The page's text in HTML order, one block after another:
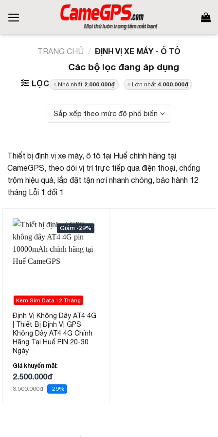
TRANG CHỦ / ĐỊNH VỊ XE MÁY - Ô TÔ
LỌC
Các bộ lọc đang áp dụng
Nhỏ nhất 2.000.000₫ Lớn nhất4.000.000₫
Thiết bị định vị xe máy, ô tô tại Huế chính hãng tại
CameGPS, theo dõi vị trí trực tiếp qua điện thoại, chống
trộm hiệu quả, lắp đặt tận nơi nhanh chóng, bảo hành 12
tháng Lỗi 1 đổi 1
-29%
Kèm Sim Data 12 Tháng
Định Vị Không Dây AT4 4G
| Thiết Bị Định Vị GPS
Không Dây AT4 4G Chính
Hãng Tại Huế PIN 20-30
Ngày
Giá khuyến mãi:
2.500.000đ
3.500.000đ -29%